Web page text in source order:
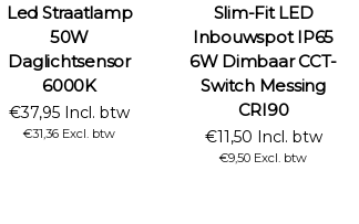
Led Straatlamp
50W
Daglichtsensor
6000K
€37,95 Incl. btw
€31,36 Excl. btw
Slim-Fit LED
Inbouwspot IP65
6W Dimbaar CCT-
Switch Messing
CRI90
€11,50 Incl. btw
€9,50 Excl. btw